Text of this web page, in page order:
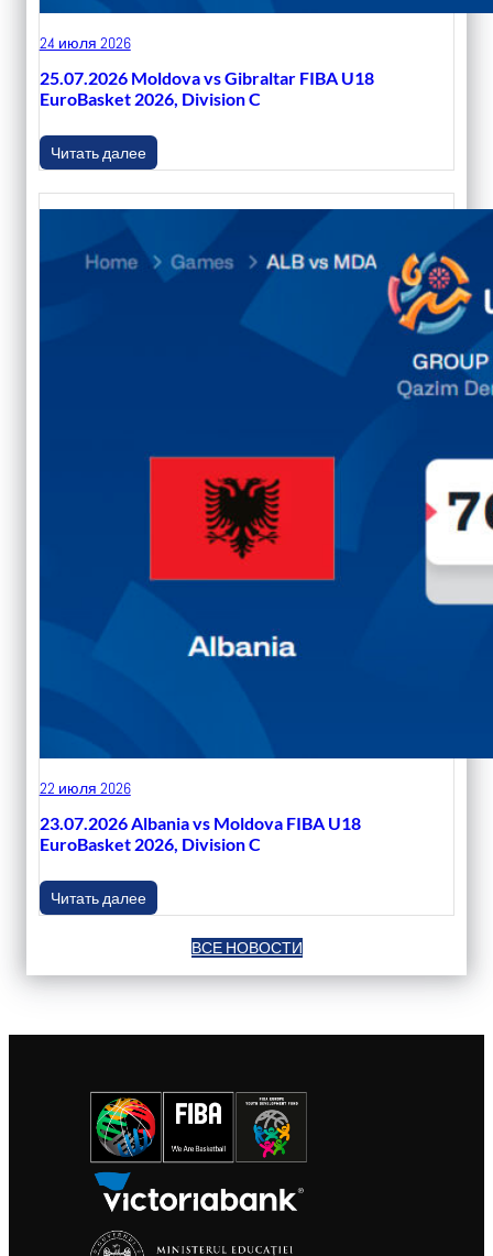
24 июля 2026
25.07.2026 Moldova vs Gibraltar FIBA U18
EuroBasket 2026, Division C
Читать далее
22 июля 2026
23.07.2026 Albania vs Moldova FIBA U18
EuroBasket 2026, Division C
Читать далее
ВСЕ НОВОСТИ